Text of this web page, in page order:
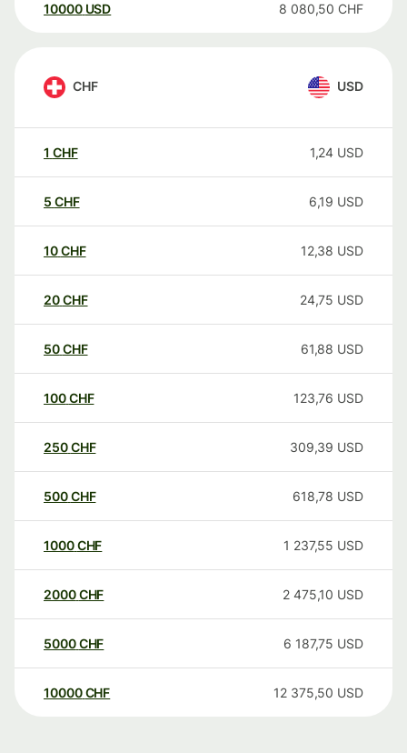
10000 USD 8 080,50 CHF
CHF USD
1 CHF 1,24 USD
5 CHF 6,19 USD
10CHF 12,38 USD
20CHF 24,75 USD
50CHF 61,88 USD
100CHF 123,76 USD
250CHF 309,39 USD
500CHF 618,78 USD
1000CHF 1 237,55 USD
2000CHF 2 475,10 USD
5000CHF 6 187,75 USD
10000 CHF 12 375,50 USD